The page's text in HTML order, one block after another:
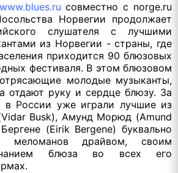
www.blues.ru совместно с norge.ru
Норвегии продолжает
слушателя с лучшими
из Норвегии - страны, где
приходится 90 блюзовых
фестиваля. В этом блюзовом
молодые музыканты,
отдают руку и сердце блюзу. За
в России уже играли лучшие из
Busk), Амунд Морюд (Amund
(Eirik Bergene) буквально
меломанов драйвом, своим
блюза во всех его